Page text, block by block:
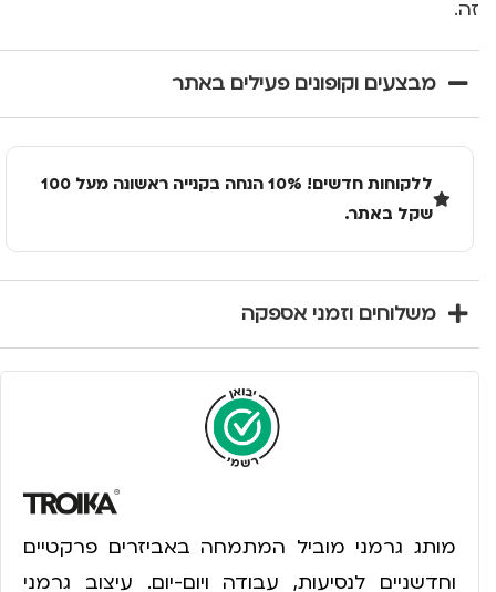
זה.
מבצעים וקופונים פעילים באתר
ללקוחות חדשים! 10% הנחה בקנייה ראשונה מעל 100
שקל באתר.
משלוחים וזמני אספקה
מותג גרמני מוביל המתמחה באביזרים פרקטיים
וחדשניים לנסיעות, עבודה ויום-יום. עיצוב גרמני